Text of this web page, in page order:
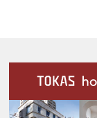
施設案内
Our